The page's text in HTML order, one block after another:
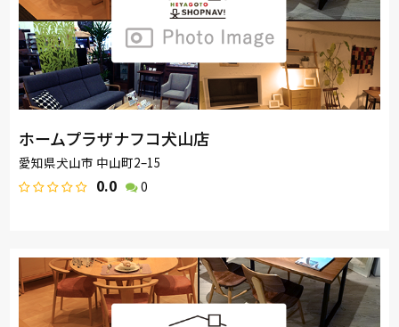
ホームプラザナフコ犬山店
愛知県犬山市 中山町2–15
0.0 0